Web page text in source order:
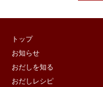
トップ
お知らせ
おだしを知る
おだしレシピ